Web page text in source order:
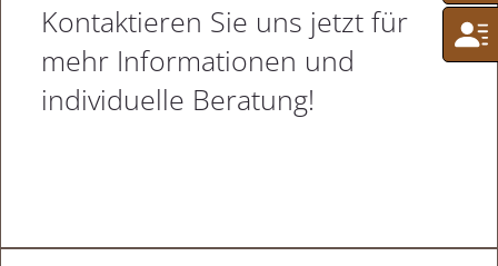
Kontaktieren Sie uns jetzt für
mehr Informationen und
individuelle Beratung!